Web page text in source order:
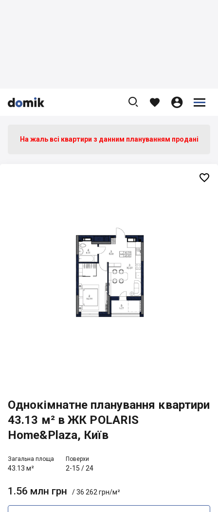


    


На жаль всі квартири з данним плануванням продані
Однокімнатне планування квартири
43.13 м² в ЖК POLARIS
Home&Plaza, Київ
Загальна площа
43.13 м²
Поверхи
2-15 /24
1.56 млн грн / 36 262 грн/м²
